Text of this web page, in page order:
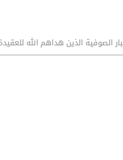
الصوفية الذين هداهم الله